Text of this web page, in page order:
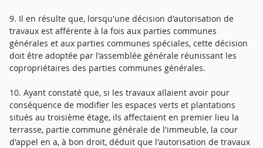
9. Il en résulte que, lorsqu'une décision d'autorisation de
travaux est afférente à la fois aux parties communes
générales et aux parties communes spéciales, cette décision
doit être adoptée par l'assemblée générale réunissant les
copropriétaires des parties communes générales.
10. Ayant constaté que, si les travaux allaient avoir pour
conséquence de modifier les espaces verts et plantations
situés au troisième étage, ils affectaient en premier lieu la
terrasse, partie commune générale de l'immeuble, la cour
d'appel en a, à bon droit, déduit que l'autorisation de travaux